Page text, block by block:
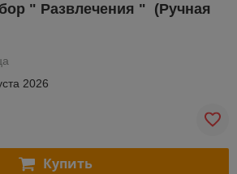
" Развлечения " (Ручная
2026
Купить